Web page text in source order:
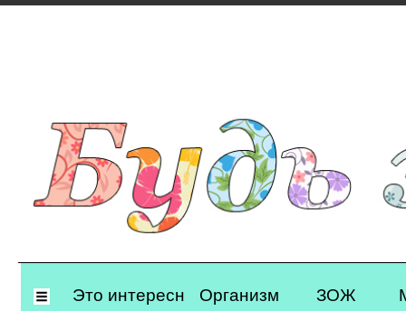
Navigation
Это интересно Организм ЗОЖ